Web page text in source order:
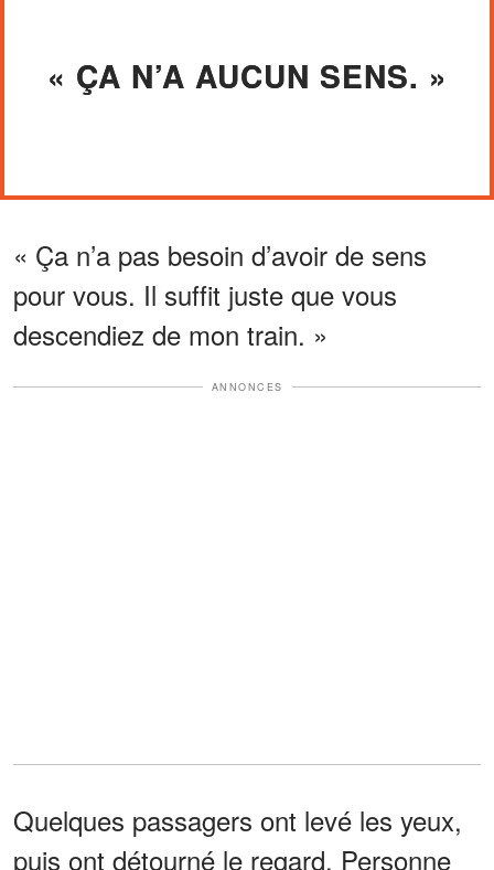
« ÇA N’A AUCUN SENS. »
« Ça n’a pas besoin d’avoir de sens
pour vous. Il suffit juste que vous
descendiez de mon train. »
ANNONCES
Quelques passagers ont levé les yeux,
puis ont détourné le regard. Personne